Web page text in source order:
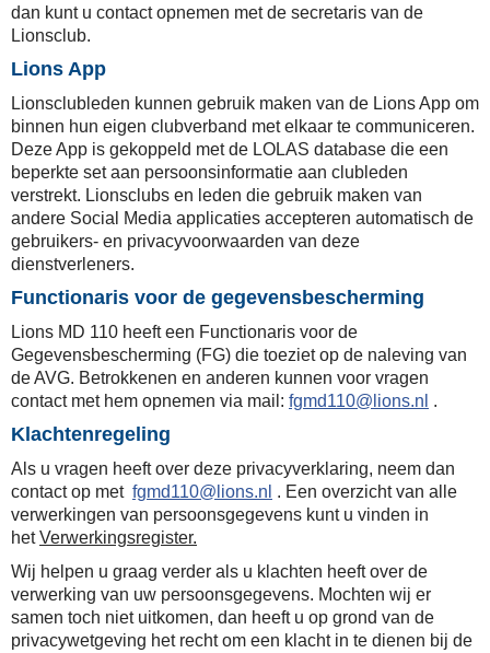
dan kunt u contact opnemen met de secretaris van de
Lionsclub.
Lions App
Lionsclubleden kunnen gebruik maken van de Lions App om
binnen hun eigen clubverband met elkaar te communiceren.
Deze App is gekoppeld met de LOLAS database die een
beperkte set aan persoonsinformatie aan clubleden
verstrekt. Lionsclubs en leden die gebruik maken van
andere Social Media applicaties accepteren automatisch de
gebruikers- en privacyvoorwaarden van deze
dienstverleners.
Functionaris voor de gegevensbescherming
Lions MD 110 heeft een Functionaris voor de
Gegevensbescherming (FG) die toeziet op de naleving van
de AVG. Betrokkenen en anderen kunnen voor vragen
contact met hem opnemen via mail: fgmd110@lions.nl .
Klachtenregeling
Als u vragen heeft over deze privacyverklaring, neem dan
contact op met fgmd110@lions.nl . Een overzicht van alle
verwerkingen van persoonsgegevens kunt u vinden in
hetVerwerkingsregister.
Wij helpen u graag verder als u klachten heeft over de
verwerking van uw persoonsgegevens. Mochten wij er
samen toch niet uitkomen, dan heeft u op grond van de
privacywetgeving het recht om een klacht in te dienen bij de